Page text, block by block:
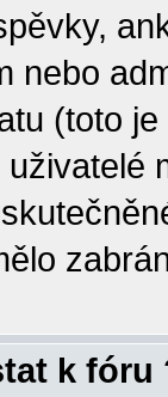
nebo
(toto
k fóru